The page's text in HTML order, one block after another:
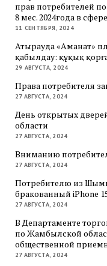
прав потребителей
8 мес. 2024года в
11 СЕНТЯБРЯ, 2024
Атырауда «Аманат»
қабылдау: құқық
29 АВГУСТА, 2024
Права потребителя
27 АВГУСТА, 2024
День открытых
области
27 АВГУСТА, 2024
Вниманию
27 АВГУСТА, 2024
Потребителю из
бракованный iPhone
27 АВГУСТА, 2024
В Департаменте
по Жамбылской
общественной
27 АВГУСТА, 2024